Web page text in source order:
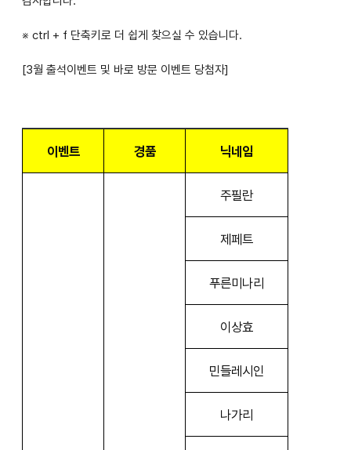
※ ctrl + f 단축키로 더 쉽게 찾으실 수 있습니다.
[3월 출석이벤트 및 바로 방문 이벤트 당첨자]
이벤트 경품 닉네임
주필란
제페트
푸른미나리
이상효
민들레시인
나가리